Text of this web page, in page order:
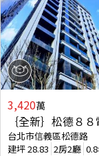
3,420萬
｛全新｝松德８
台北市信義區松德路
建坪28.83 2房2廳